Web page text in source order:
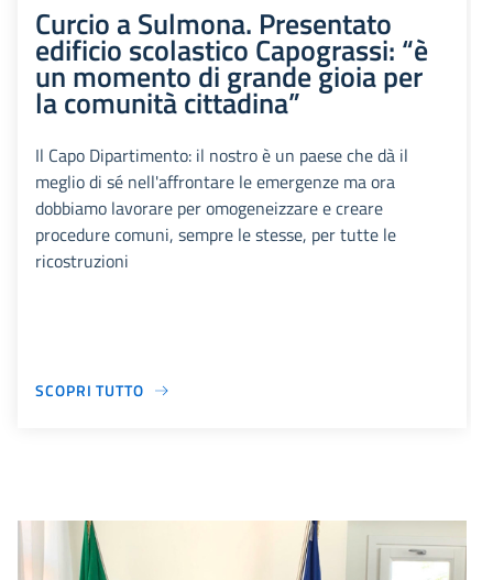
Curcio a Sulmona. Presentato
edificio scolastico Capograssi: “è
un momento di grande gioia per
la comunità cittadina”
Il Capo Dipartimento: il nostro è un paese che dà il
meglio di sé nell'affrontare le emergenze ma ora
dobbiamo lavorare per omogeneizzare e creare
procedure comuni, sempre le stesse, per tutte le
ricostruzioni
SCOPRI TUTTO